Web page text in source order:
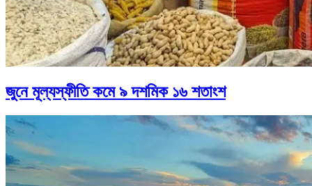
জুনে মূল্যস্ফীতি কমে ৯ দশমিক ১৬ শতাংশ